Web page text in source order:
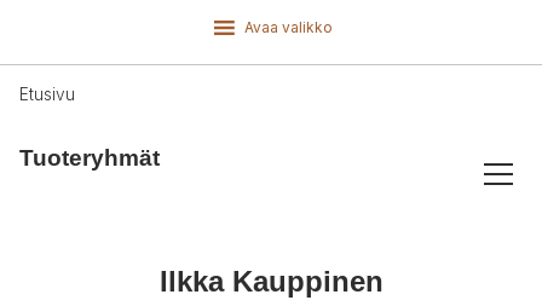
Avaa valikko
Etusivu
Tuoteryhmät
Ilkka Kauppinen